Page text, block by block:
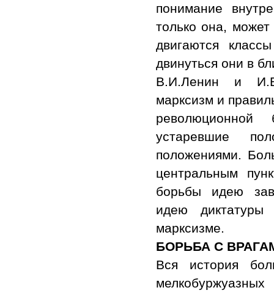
понимание
только она, может
двигаются
двинуться они в
В.И.Ленин и
марксизм и
устаревшие
положениями.
центральным
борьбы идею
идею диктатуры
марксизме.
БОРЬБА С
Вся история